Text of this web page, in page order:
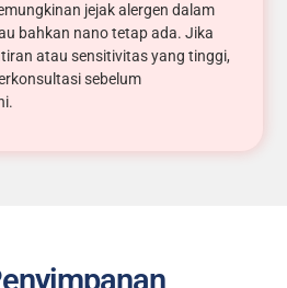
jejak alergen dalam
bahkan nano tetap ada. Jika
atau sensitivitas yang tinggi,
sebelum